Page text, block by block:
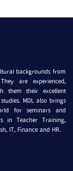
backgrounds from
are experienced,
them their excellent
MDL also brings
for seminars and
in Teacher Training,
IT, Finance and HR.